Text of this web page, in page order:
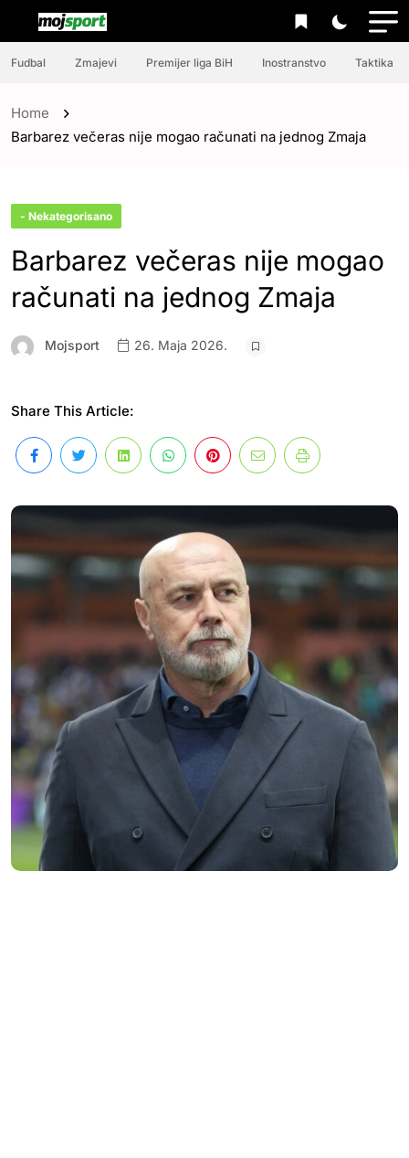
Fudbal Zmajevi Premijer liga BiH Inostranstvo Taktika
Home
Barbarez večeras nije mogao računati na jednog Zmaja
- Nekategorisano
Barbarez večeras nije mogao
računati na jednog Zmaja
Mojsport 26. Maja 2026.
Share This Article: